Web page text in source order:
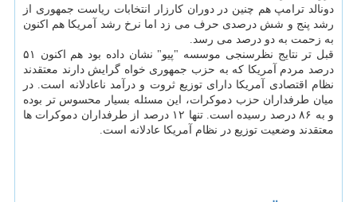
دونالد ترامپ هم چنین در دوران كارزار انتخابات ریاست جمهوری از
رشد پنج و شش درصدی حرف می زد اما نرخ رشد آمریكا هم اكنون
به زحمت به دو درصد می رسد.
قبل تر نتایج نظرسنجی موسسه "پیو" نشان داده بود هم اكنون ۵۱
درصد مردم آمریكا كه به حزب جمهوری خواه گرایش دارند معتقدند
نظام اقتصادی آمریكا دارای توزیع ثروت و درآمد ناعادلانه است. در
میان طرفداران حزب دموكرات، این مسئله بسیار محسوس تر بوده
و به ۸۶ درصد رسیده است. تنها ۱۲ درصد از طرفداران دموكرات ها
معتقدند وضعیت توزیع در نظام آمریكا عادلانه است.